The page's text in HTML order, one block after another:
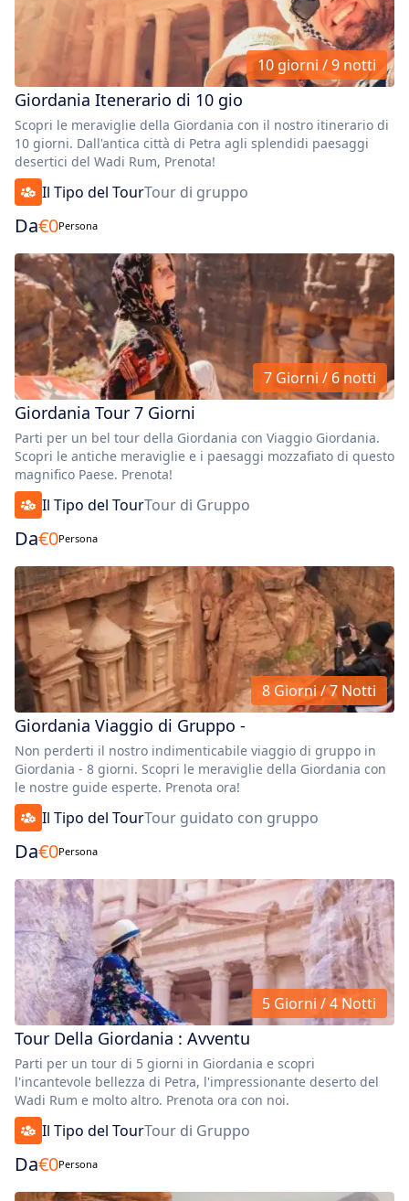
10 giorni / 9 notti
Giordania Itenerario di 10 gio
Scopri le meraviglie della Giordania con il nostro itinerario di
10 giorni. Dall'antica città di Petra agli splendidi paesaggi
desertici del Wadi Rum, Prenota!
Il Tipo del TourTour di gruppo
Da€0Persona
7 Giorni / 6 notti
Giordania Tour 7 Giorni
Parti per un bel tour della Giordania con Viaggio Giordania.
Scopri le antiche meraviglie e i paesaggi mozzafiato di questo
magnifico Paese. Prenota!
Il Tipo del TourTour di Gruppo
Da€0Persona
8 Giorni / 7 Notti
Giordania Viaggio di Gruppo -
Non perderti il nostro indimenticabile viaggio di gruppo in
Giordania - 8 giorni. Scopri le meraviglie della Giordania con
le nostre guide esperte. Prenota ora!
Il Tipo del TourTour guidato con gruppo
Da€0Persona
5 Giorni / 4 Notti
Tour Della Giordania : Avventu
Parti per un tour di 5 giorni in Giordania e scopri
l'incantevole bellezza di Petra, l'impressionante deserto del
Wadi Rum e molto altro. Prenota ora con noi.
Il Tipo del TourTour di Gruppo
Da€0Persona